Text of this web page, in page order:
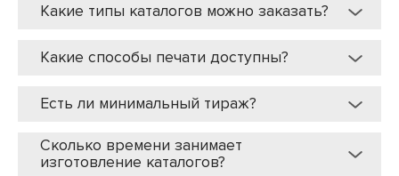
Какие типы каталогов можно заказать?
Какие способы печати доступны?
Есть ли минимальный тираж?
Сколько времени занимает
изготовление каталогов?